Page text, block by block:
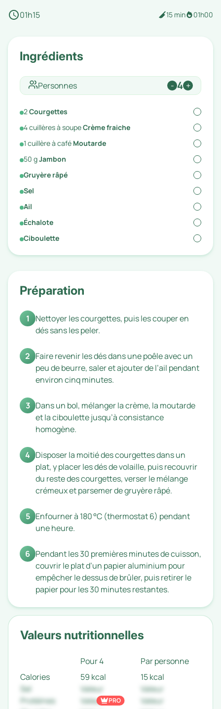
01h15 15 min 01h00
Ingrédients
Personnes - 4 +
2Courgettes
4cuillères à soupeCrème fraiche
1 cuillère à café Moutarde
50 gJambon
Gruyère râpé
Sel
Ail
Échalote
Ciboulette
Préparation
1
Nettoyer les courgettes, puis les couper en
dés sans les peler.
2 Faire revenir les dés dans une poêle avec un
peu de beurre, saler et ajouter de l’ail pendant
environ cinq minutes.
3 Dans un bol, mélanger la crème, la moutarde
et la ciboulette jusqu’à consistance
homogène.
4 Disposer la moitié des courgettes dans un
plat, y placer les dés de volaille, puis recouvrir
du reste des courgettes, verser le mélange
crémeux et parsemer de gruyère râpé.
5 Enfourner à 180 °C (thermostat 6) pendant
une heure.
6 Pendant les 30 premières minutes de cuisson,
couvrir le plat d’un papier aluminium pour
empêcher le dessus de brûler, puis retirer le
papier pour les 30 minutes restantes.
Valeurs nutritionnelles
Pour 4
Par personne
Calories
59 kcal
15 kcal
Sel
Valeur
Valeur
Protéines
Valeur
Valeur
PRO